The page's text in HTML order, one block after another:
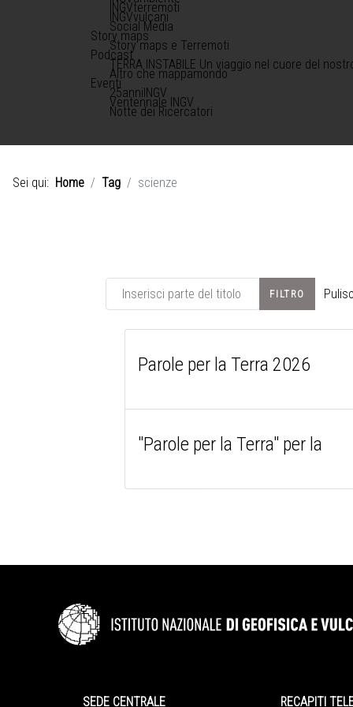
INGVterremoti
INGVvulcani
Social Media
Story maps
Story maps e Terremoti
Podcast
TERRA INSTABILE Un viaggio nel cuore del
Altro che mappamondo
Eventi
25anniINGV
Ventennale INGV
Notte dei Ricercatori
Sei qui: Home Tag scienze
Inserisci parte del titolo FILTRO
Parole per la Terra 2026
"Parole per la Terra" per la
SEDE CENTRALE RECAPITI